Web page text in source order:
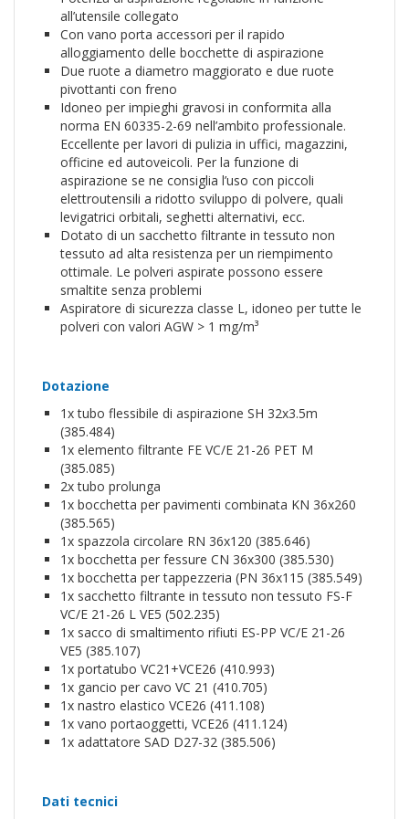
all’utensile collegato
Con vano porta accessori per il rapido
alloggiamento delle bocchette di aspirazione
Due ruote a diametro maggiorato e due ruote
pivottanti con freno
Idoneo per impieghi gravosi in conformita alla
norma EN 60335-2-69 nell’ambito professionale.
Eccellente per lavori di pulizia in uffici, magazzini,
officine ed autoveicoli. Per la funzione di
aspirazione se ne consiglia l’uso con piccoli
elettroutensili a ridotto sviluppo di polvere, quali
levigatrici orbitali, seghetti alternativi, ecc.
Dotato di un sacchetto filtrante in tessuto non
tessuto ad alta resistenza per un riempimento
ottimale. Le polveri aspirate possono essere
smaltite senza problemi
Aspiratore di sicurezza classe L, idoneo per tutte le
polveri con valori AGW > 1 mg/m³
Dotazione
1x tubo flessibile di aspirazione SH 32x3.5m
(385.484)
1x elemento filtrante FE VC/E 21-26 PET M
(385.085)
2x tubo prolunga
1x bocchetta per pavimenti combinata KN 36x260
(385.565)
1x spazzola circolare RN 36x120 (385.646)
1x bocchetta per fessure CN 36x300 (385.530)
1x bocchetta per tappezzeria (PN 36x115 (385.549)
1x sacchetto filtrante in tessuto non tessuto FS-F
VC/E 21-26 L VE5 (502.235)
1x sacco di smaltimento rifiuti ES-PP VC/E 21-26
VE5 (385.107)
1x portatubo VC21+VCE26 (410.993)
1x gancio per cavo VC 21 (410.705)
1x nastro elastico VCE26 (411.108)
1x vano portaoggetti, VCE26 (411.124)
1x adattatore SAD D27-32 (385.506)
Dati tecnici